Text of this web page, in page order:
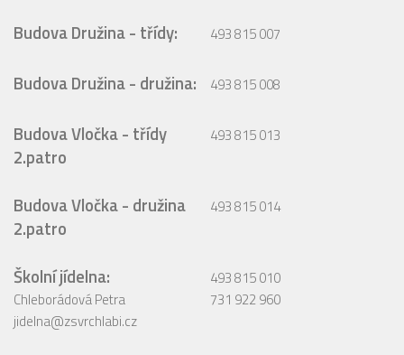
Budova Družina - třídy: 493 815 007
Budova Družina - družina: 493 815 008
Budova Vločka - třídy
2.patro
493 815 013
Budova Vločka - družina
2.patro
493 815 014
Školní jídelna:
Chleborádová Petra
jidelna@zsvrchlabi.cz
493 815 010
731 922 960